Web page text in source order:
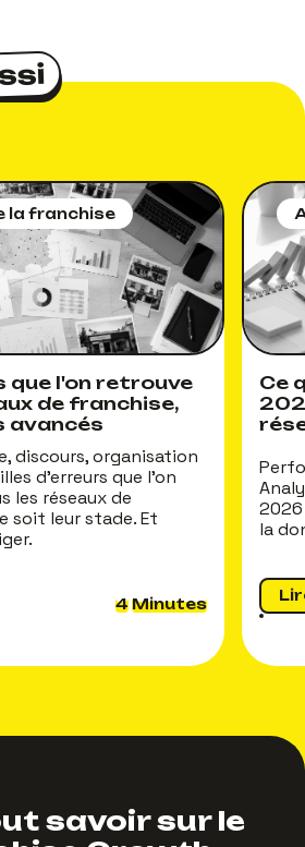
la franchise
que l'on retrouve
de franchise,
avancés
discours, organisation
d'erreurs que l'on
les réseaux de
soit leur stade. Et
4 Minutes
Ce
2026
la
savoir sur le